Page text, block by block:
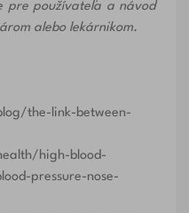
pre používateľa a návod
alebo lekárnikom.
the-link-between-
high-blood-
pressure-nose-